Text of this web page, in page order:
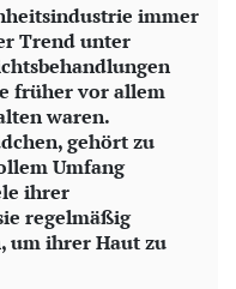
immer
Trend unter
früher vor allem
waren.
gehört zu
Umfang
ihrer
regelmäßig
um ihrer Haut zu